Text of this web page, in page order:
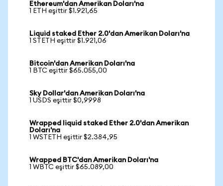
Ethereum'dan Amerikan Doları'na
1 ETH eşittir $1.921,65
Liquid staked Ether 2.0'dan Amerikan Doları'na
1 STETH eşittir $1.921,06
Bitcoin'dan Amerikan Doları'na
1 BTC eşittir $65.055,00
Sky Dollar'dan Amerikan Doları'na
1 USDS eşittir $0,9998
Wrapped liquid staked Ether 2.0'dan Amerikan
Doları'na
1 WSTETH eşittir $2.384,95
Wrapped BTC'dan Amerikan Doları'na
1 WBTC eşittir $65.089,00